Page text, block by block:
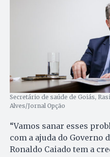
Secretário de saúde de Goiás,
Alves/Jornal Opção
“Vamos sanar esses
com a ajuda do Governo
Ronaldo Caiado tem a